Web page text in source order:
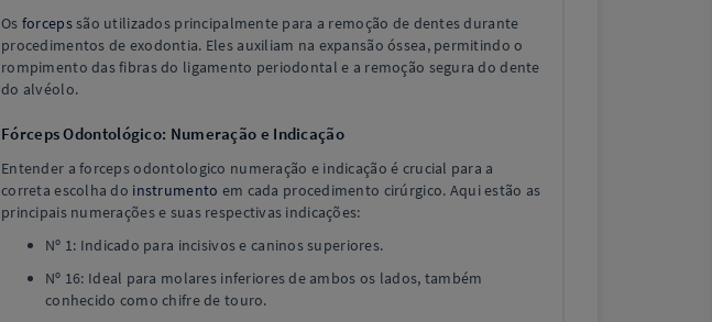
Os forcepssão utilizados principalmente para a remoção de dentes durante
procedimentos de exodontia. Eles auxiliam na expansão óssea, permitindo o
rompimento das fibras do ligamento periodontal e a remoção segura do dente
do alvéolo.
Fórceps Odontológico: Numeração e Indicação
Entender a forceps odontologico numeração e indicação é crucial para a
correta escolha do instrumento em cada procedimento cirúrgico. Aqui estão as
principais numerações e suas respectivas indicações:
Nº 1: Indicado para incisivos e caninos superiores.
Nº 16: Ideal para molares inferiores de ambos os lados, também
conhecido como chifre de touro.